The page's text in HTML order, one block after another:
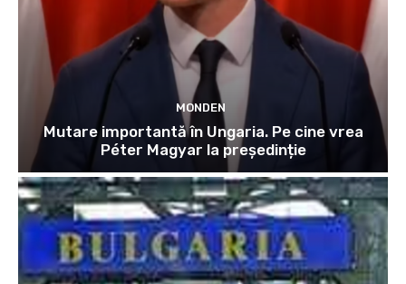
MONDEN
Mutare importantă în Ungaria. Pe cine vrea
Péter Magyar la președinție